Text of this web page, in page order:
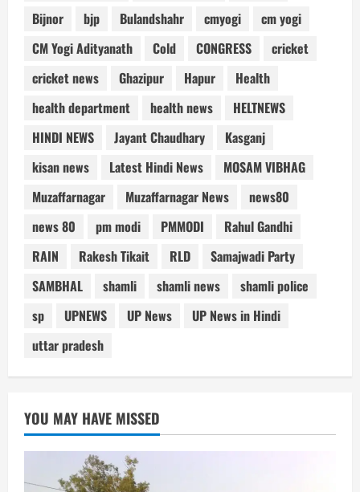
Bijnor
bjp Bulandshahr cmyogi
cm yogi
CM Yogi Adityanath
Cold CONGRESS
cricket
cricket news
Ghazipur Hapur
Health
health department
health news
HELTNEWS
HINDI NEWS
Jayant Chaudhary
Kasganj
kisan news
Latest Hindi News
MOSAM VIBHAG
Muzaffarnagar
Muzaffarnagar News
news80
news 80
pm modi PMMODI
Rahul Gandhi
RAIN
Rakesh Tikait RLD
Samajwadi Party
SAMBHAL
shamli shamli news
shamli police
sp
UPNEWS UP News
UP News in Hindi
uttar pradesh
YOU MAY HAVE MISSED